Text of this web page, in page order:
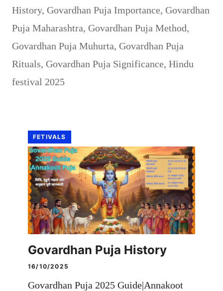
History, Govardhan Puja Importance, Govardhan
Puja Maharashtra, Govardhan Puja Method,
Govardhan Puja Muhurta, Govardhan Puja
Rituals, Govardhan Puja Significance, Hindu
festival 2025
FETIVALS
Govardhan Puja History
16/10/2025
Govardhan Puja 2025 Guide|Annakoot